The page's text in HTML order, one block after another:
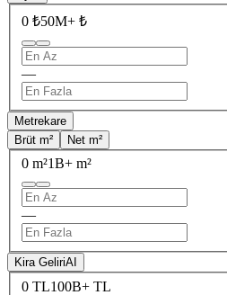
0 ₺50M+ ₺
—
Metrekare
Brüt m²
Net m²
0 m²1B+ m²
—
Kira GeliriAI
0 TL100B+ TL